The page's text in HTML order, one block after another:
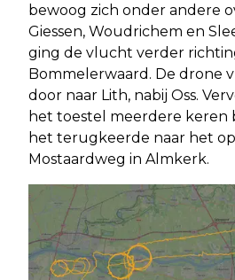
bewoog zich onder andere
Giessen, Woudrichem en
ging de vlucht verder
Bommelerwaard. De drone
door naar Lith, nabij Oss.
het toestel meerdere keren
het terugkeerde naar het
Mostaardweg in Almkerk.